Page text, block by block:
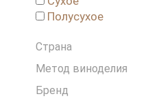
Полусухое
Страна
Метод виноделия
Бренд